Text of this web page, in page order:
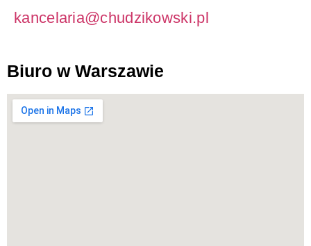
kancelaria@chudzikowski.pl
Biuro w Warszawie